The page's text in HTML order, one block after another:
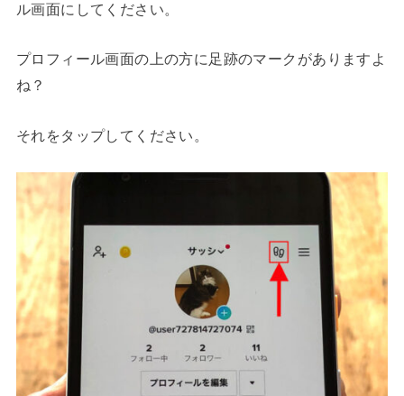
ル画面にしてください。
プロフィール画面の上の方に足跡のマークがありますよ
ね？
それをタップしてください。